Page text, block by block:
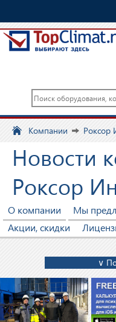
Компании Роксор
Новости
Роксор
О компании Мы
Акции, скидки
∨